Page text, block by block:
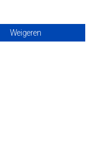
Weigeren